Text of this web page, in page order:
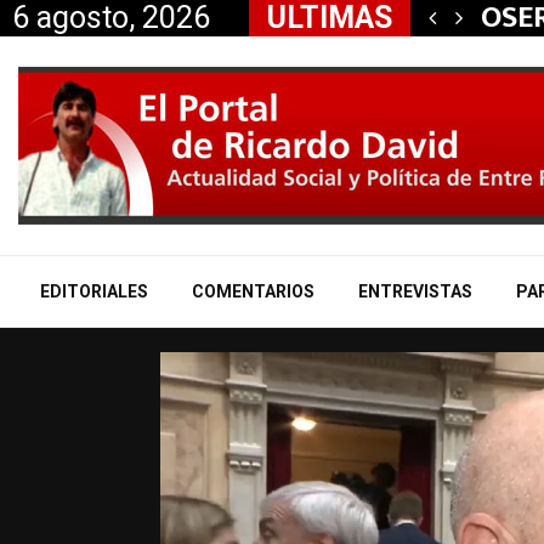
6 agosto, 2026 ULTIMAS
aliados a la…
EDITORIALES COMENTARIOS ENTREVISTAS